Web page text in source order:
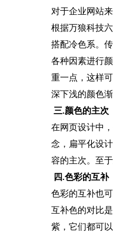
对于企业网站
根据万狼科技
搭配冷色系。
各种因素进行
重一点，这样
深下浅的颜色
三.颜色的主次
在网页设计中
念，扁平化设
容的主次。至
四.色彩的互补
色彩的互补也
互补色的对比
紫，它们都可